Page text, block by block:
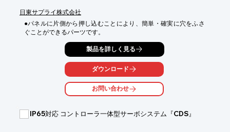
日東サプライ株式会社
●パネルに片側から押し込むことにより、簡単・確実に穴をふさ
ぐことができるパーツです。
製品を詳しく見る
ダウンロード
お問い合わせ
IP65対応 コントローラ一体型サーボシステム『CDS』